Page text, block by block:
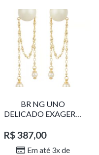
BR NG UNO
DELICADO EXAGERO
R$387,00
Em até 3x de